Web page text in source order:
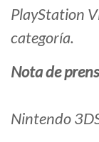
PlayStation
categoría.
Nota de
Nintendo